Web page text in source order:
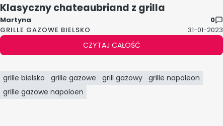
GRILLE GAZOWE BIELSKO 31-01-2023
Klasyczny chateaubriand z grilla
CZYTAJ CAŁOŚĆ
Martyna 0
grille bielsko grille gazowe grill gazowy grille napoleon
grille gazowe napoloen